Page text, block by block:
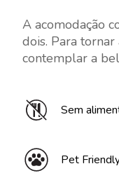
A acomodação
dois. Para
contemplar a
Sem
Pet